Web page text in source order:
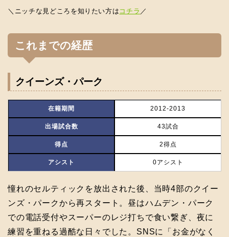
＼ニッチな見どころを知りたい方は コチラ ／
これまでの経歴
クイーンズ・パーク
在籍期間 2012-2013
出場試合数 43試合
得点 2得点
アシスト 0アシスト
憧れのセルティックを放出された後、当時4部のクイー
ンズ・パークから再スタート。昼はハムデン・パーク
での電話受付やスーパーのレジ打ちで食い繋ぎ、夜に
練習を重ねる過酷な日々でした。SNSに「お金がなく